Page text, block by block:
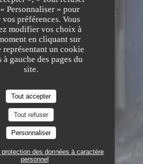
Personnaliser » pour
vos préférences. Vous
modifier vos choix à
en cliquant sur
représentant un cookie
à gauche des pages du
site.
Tout accepter
Tout refuser
Personnaliser
des données à caractère
personnel
TRADITIONNEL
4, RUE DE
NEUILLY-SUR-SEINE